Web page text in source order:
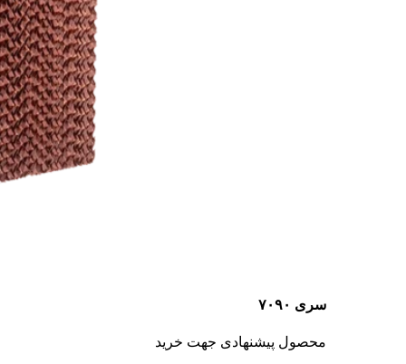
سری ۷۰۹۰
محصول پیشنهادی جهت خرید